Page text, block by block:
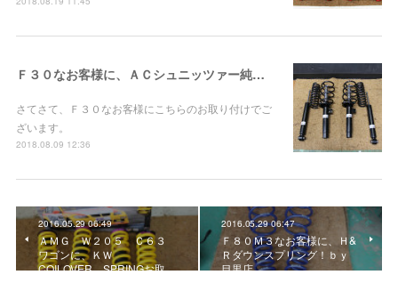
Ｆ３０なお客様に、ＡＣシュニッツァー純正形状サスペンションお取り付け！
さてさて、Ｆ３０なお客様にこちらのお取り付けでご
ざいます。
2018.08.09 12:36
2016.05.29 06:49
ＡＭＧ Ｗ２０５ Ｃ６３
ワゴンに、ＫＷ
COILOVER SPRINGお取…
2016.05.29 06:47
Ｆ８０Ｍ３なお客様に、Ｈ&
Ｒダウンスプリング！ｂｙ
目黒店